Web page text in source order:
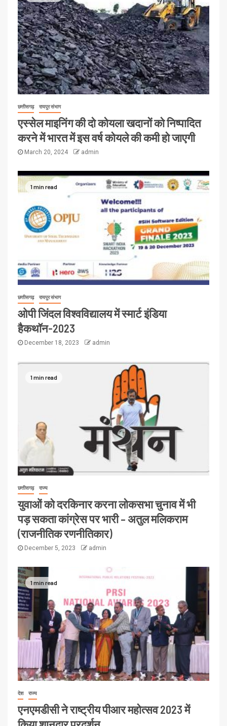
छत्तीसगढ़ रायपुर संभाग
एस्सेल माइनिंग की दो कोयला खदानों को निष्पादित
करने में भारत में इस वर्ष कोयले की कमी हो जाएगी
March 20, 2024 admin
1 min read
छत्तीसगढ़ रायपुर संभाग
ओपी जिंदल विश्वविद्यालय में स्मार्ट इंडिया
हैकथॉन-2023
December 18, 2023 admin
1 min read
छत्तीसगढ़ राज्य
युवाओं को दरकिनार करना लोकसभा चुनाव में भी
पड़ सकता कांग्रेस पर भारी – अतुल मलिकराम
(राजनीतिक रणनीतिकार)
December 5, 2023 admin
1 min read
देश राज्य
एनएमडीसी ने राष्ट्रीय पीआर महोत्सव 2023 में